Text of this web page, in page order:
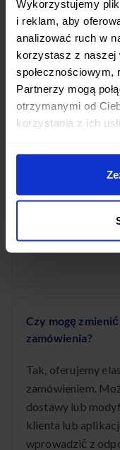
Wykorzystujemy
i reklam, aby
analizować ruch w
korzystasz z naszej
Partnerzy mogą
otrzymanymi od
korzystania z ich
wegetariańskie i
przygotowywana
dietetyków.
O której godzinie
Posiłki w Stare
porannych,
dzień. Dokładne
Czy mogę
zamówienia?
Tak, oferujemy
zamówieniem.
dostawy lub
klienta lub
wprowadzić z